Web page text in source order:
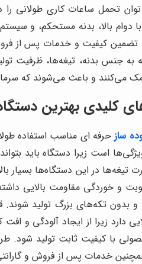
توان تحمل ساعات کاری طولانی
دوام بالا، بدنه مستحکم، و
تضمین کیفیت و خدمات پس از
به جنس بدنه، تیغه‌ها، ظرفیت
می‌کنند و باعث می‌شوند که
کلیدی بهترین
ساز حرفه ای مناسب استفاده
است زیرا دستگاه باید
تیغه‌ها در این دستگاه‌ها
و خوردگی مقاومت بالایی
و بدون تکه‌های بزرگ تولید
دارد زیرا از ایجاد آلودگی و
با کیفیت ثابت تولید
خدمات پس از فروش و